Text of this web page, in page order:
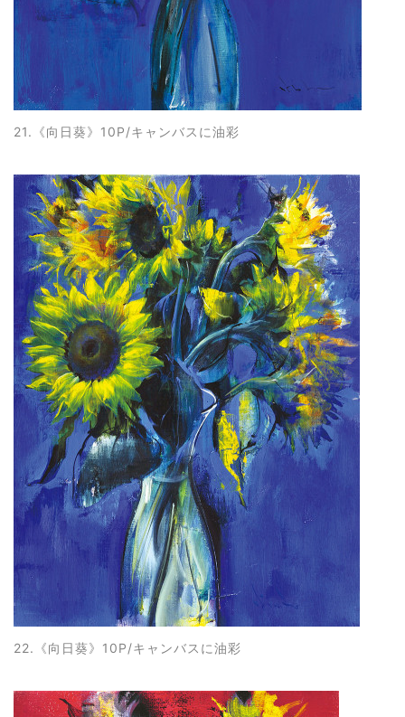
21.《向日葵》10P/キャンバスに油彩
22.《向日葵》10P/キャンバスに油彩